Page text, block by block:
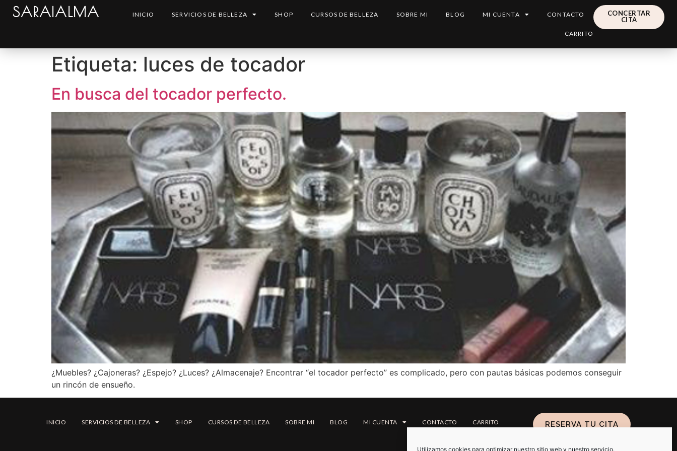
Utilizamos cookies para optimizar nuestro sitio web y nuestro servicio.
SARAIALMA INICIO SERVICIOS DE BELLEZA SHOP CURSOS DE BELLEZA SOBRE MI BLOG MI CUENTA CONTACTO
CARRITO
CONCERTAR
CITA
Etiqueta: luces de tocador
En busca del tocador perfecto.
¿Muebles? ¿Cajoneras? ¿Espejo? ¿Luces? ¿Almacenaje? Encontrar “el tocador perfecto” es complicado, pero con pautas básicas podemos conseguir
un rincón de ensueño.
INICIO SERVICIOS DE BELLEZA SHOP CURSOS DE BELLEZA SOBRE MI BLOG MI CUENTA CONTACTO CARRITO RESERVA TU CITA